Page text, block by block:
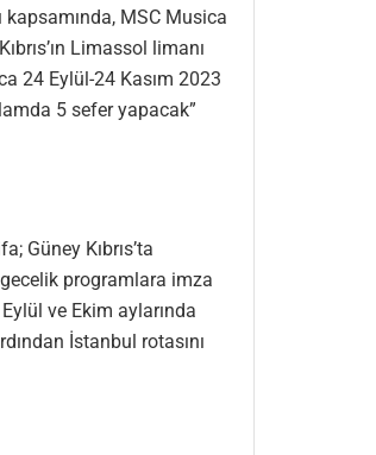
MSC Musica
Limassol limanı
24 Eylül-24 Kasım 2023
5 sefer yapacak”
Güney Kıbrıs’ta
programlara imza
ve Ekim aylarında
İstanbul rotasını